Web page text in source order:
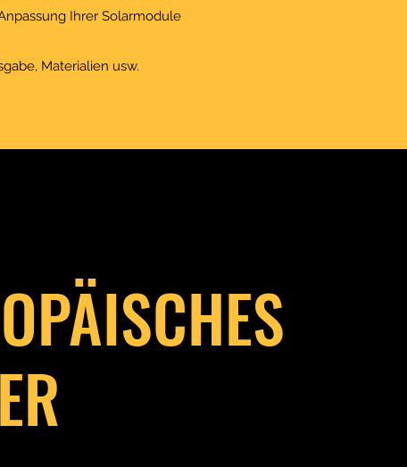
Ihrer Solarmodule
Materialien usw.